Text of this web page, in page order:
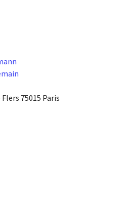
75015 Paris